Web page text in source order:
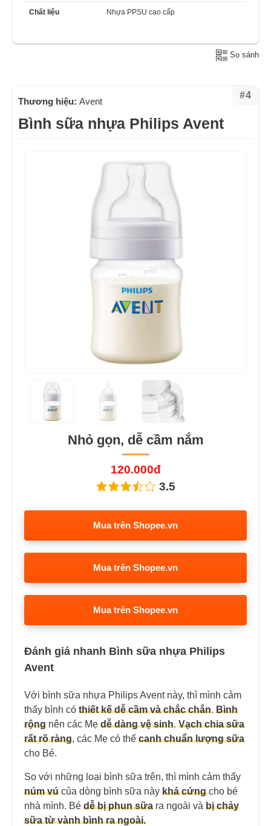
Chất liệu Nhựa PPSU cao cấp
So sánh
#4
Thương hiệu: Avent
Bình sữa nhựa Philips Avent
Nhỏ gọn, dễ cầm nắm
120.000đ
3.5
Mua trên Shopee.vn
Mua trên Shopee.vn
Mua trên Shopee.vn
Đánh giá nhanh Bình sữa nhựa Philips
Avent
Với bình sữa nhựa Philips Avent này, thì mình cảm
thấy bình có thiết kế dễ cầm và chắc chắn. Bình
rộng nên các Mẹ dễ dàng vệ sinh. Vạch chia sữa
rất rõ ràng, các Mẹ có thể canh chuẩn lượng sữa
cho Bé.
So với những loại bình sữa trên, thì mình cảm thấy
núm vú của dòng bình sữa này khá cứng cho bé
nhà mình. Bé dễ bị phun sữa ra ngoài và bị chảy
sữa từ vành bình ra ngoài.